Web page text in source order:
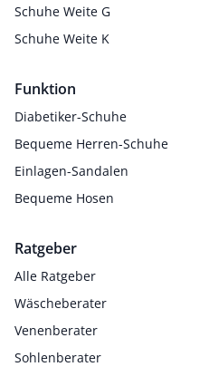
Schuhe Weite G
Schuhe Weite K
Funktion
Diabetiker-Schuhe
Bequeme Herren-Schuhe
Einlagen-Sandalen
Bequeme Hosen
Ratgeber
Alle Ratgeber
Wäscheberater
Venenberater
Sohlenberater